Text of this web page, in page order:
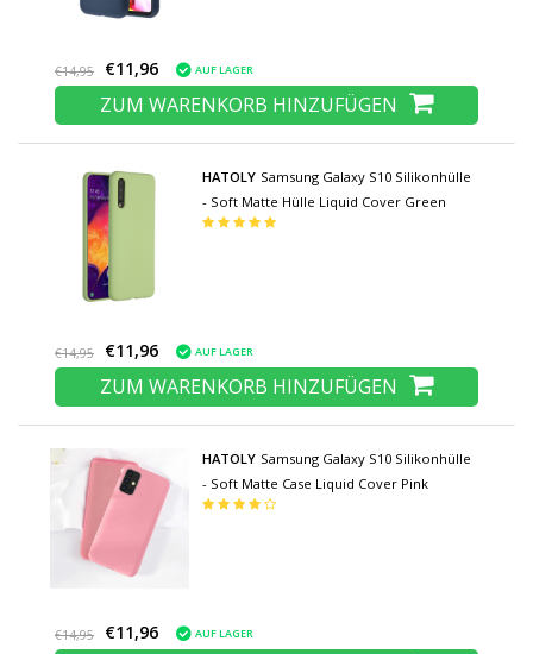
€14,95 €11,96 AUF LAGER
ZUM WARENKORB HINZUFÜGEN
HATOLY Samsung Galaxy S10 Silikonhülle
- Soft Matte Hülle Liquid Cover Green
€14,95 €11,96 AUF LAGER
ZUM WARENKORB HINZUFÜGEN
HATOLY Samsung Galaxy S10 Silikonhülle
- Soft Matte Case Liquid Cover Pink
€14,95 €11,96 AUF LAGER